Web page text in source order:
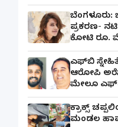
ಬೆಂಗಳೂರು:
ಪ್ರಕರಣ- ನಟಿ
ಕೋಟಿ ರೂ.
ಎಫ್‌ಬಿ
ಆರೋಪಿ
ಮೇಲೂ
ಕ್ರಾಕ್ಸ್
ಮಂಡಲ ಹಾವು